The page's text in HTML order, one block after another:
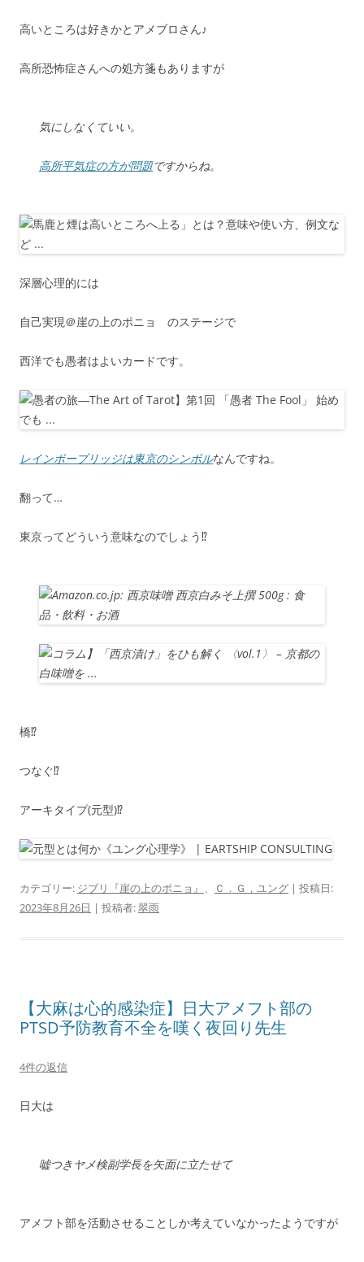
高いところは好きかとアメブロさん♪
高所恐怖症さんへの処方箋もありますが
気にしなくていい。
高所平気症の方が問題ですからね。
深層心理的には
自己実現＠崖の上のポニョ のステージで
西洋でも愚者はよいカードです。
レインボーブリッジは東京のシンボルなんですね。
翻って…
東京ってどういう意味なのでしょう⁉
橋⁉
つなぐ⁉
アーキタイプ(元型)⁉
カテゴリー: ジブリ『崖の上のポニョ』 、 Ｃ．Ｇ，ユング | 投稿日:
2023年8月26日 | 投稿者:翠雨
【大麻は心的感染症】日大アメフト部の
PTSD予防教育不全を嘆く夜回り先生
4件の返信
日大は
嘘つきヤメ検副学長を矢面に立たせて
アメフト部を活動させることしか考えていなかったようですが